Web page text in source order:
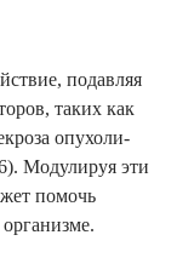
подавляя
таких как
опухоли-
Модулируя эти
помочь